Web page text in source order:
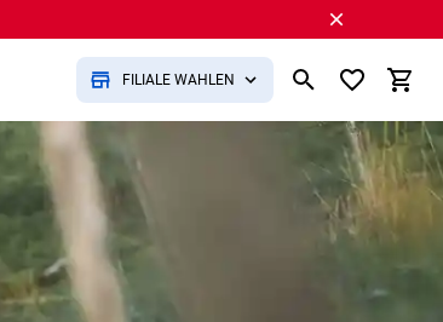
FILIALE WÄHLEN